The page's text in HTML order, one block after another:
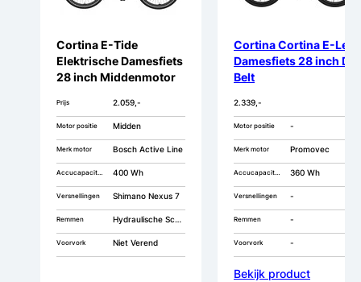
Cortina E-Tide
Elektrische Damesfiets
28 inch Middenmotor
Prijs 2.059,-
Motor positie Midden
Merk motor Bosch Active Line
Accucapaciteit 400 Wh
Versnellingen Shimano Nexus 7
Remmen Hydraulische Schijfrem
Voorvork Niet Verend
Cortina Cortina E-Lett
Damesfiets 28 inch DB
Belt
2.339,-
Motor positie -
Merk motor Promovec
Accucapaciteit 360 Wh
Versnellingen -
Remmen -
Voorvork -
Bekijk product